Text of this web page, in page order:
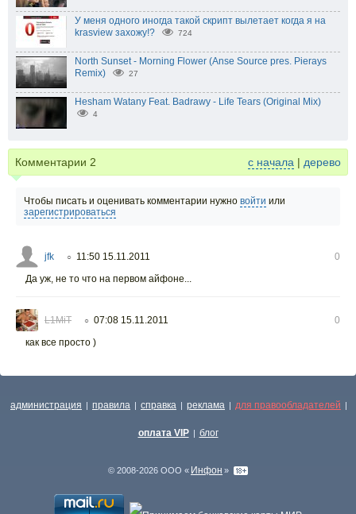
У меня одного иногда такой скрипт вылетает когда я на
krasview захожу!?
724
North Sunset - Morning Flower (Anse Source pres. Pierays
Remix)
27
Hesham Watany Feat. Badrawy - Life Tears (Original Mix)
4
Комментарии 2 с начала | дерево
Чтобы писать и оценивать комментарии нужно войти или
зарегистрироваться
jfk ○ 11:50 15.11.2011
0
Да уж, не то что на первом айфоне...
L1MiT ○ 07:08 15.11.2011
0
как все просто )
администрация | правила | справка | реклама | для правообладателей |
оплата VIP | блог
© 2008-2026 ООО « Инфон »